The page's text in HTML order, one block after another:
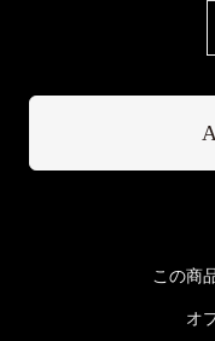
この商
オ